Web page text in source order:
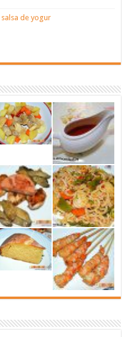
de yogur